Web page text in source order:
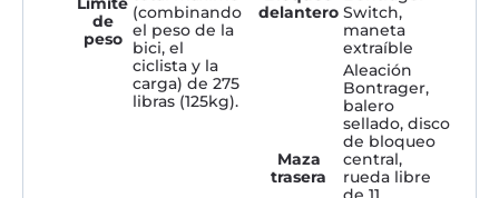
de
peso
(combinando
el peso de la
bici, el
ciclista y la
carga) de 275
libras (125kg).
delantero Switch,
maneta
extraíble
Maza
trasera
Aleación
Bontrager,
balero
sellado, disco
de bloqueo
central,
rueda libre